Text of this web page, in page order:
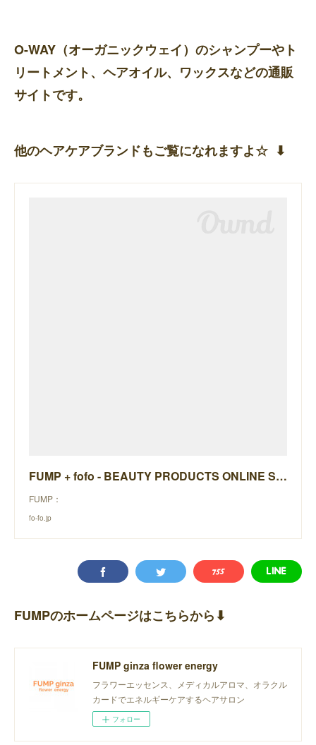
O-WAY（オーガニックウェイ）のシャンプーやト
リートメント、ヘアオイル、ワックスなどの通販
サイトです。
他のヘアケアブランドもご覧になれますよ☆ ⬇︎
FUMP + fofo - BEAUTY PRODUCTS ONLINE STORE -
FUMP：
fo-fo.jp
FUMPのホームページはこちらから⬇︎
FUMP ginza flower energy
フラワーエッセンス、メディカルアロマ、オラクル
カードでエネルギーケアするヘアサロン
フォロー